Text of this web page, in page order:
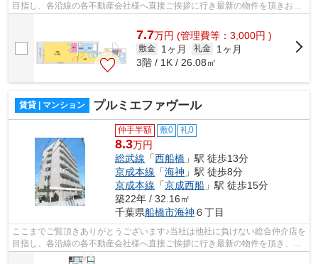
目指し、各沿線の各不動産会社様へ直接ご挨拶に行き最新の物件を頂きお客
7.7万円 (管理費等：3,000円 )
敷金 1ヶ月 礼金
1ヶ月
3階 / 1K / 26.08㎡
賃貸 | マンション プルミエファヴール
仲手半額 敷0 礼0
8.3万円
総武線 「西船橋 」駅 徒歩13分
京成本線 「海神 」駅 徒歩8分
京成本線 「京成西船 」駅 徒歩15分
築22年 / 32.16㎡
千葉県船橋市海神 ６丁目
ここまでご覧頂きありがとうございます♪当社は他社に負けない総合仲介店を
目指し、各沿線の各不動産会社様へ直接ご挨拶に行き最新の物件を頂き、お
客様へ提供しております！最新の情報...